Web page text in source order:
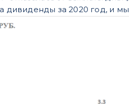
дивиденды за 2020 год, и